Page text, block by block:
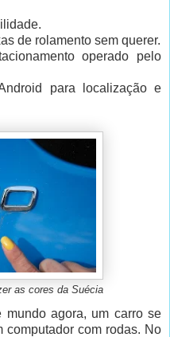
de rolamento sem querer.
operado pelo
para
localização e
as cores da Suécia
mundo agora, um carro se
com rodas. No